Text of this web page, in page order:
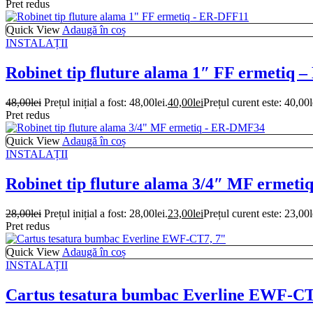
Pret redus
Quick View Adaugă în coș
INSTALAȚII
Robinet tip fluture alama 1″ FF ermetiq –
48,00lei Prețul inițial a fost: 48,00lei.40,00leiPrețul curent este:
Pret redus
Quick View Adaugă în coș
INSTALAȚII
Robinet tip fluture alama 3/4″ MF
28,00lei Prețul inițial a fost: 28,00lei.23,00leiPrețul curent este:
Pret redus
Quick View Adaugă în coș
INSTALAȚII
Cartus tesatura bumbac Everline EWF-